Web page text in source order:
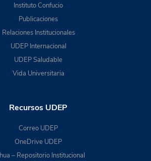
Instituto Confucio
Publicaciones
Relaciones Institucionales
UDEP Internacional
UDEP Saludable
Vida Universitaria
Recursos UDEP
Correo UDEP
OneDrive UDEP
– Repositorio Institucional